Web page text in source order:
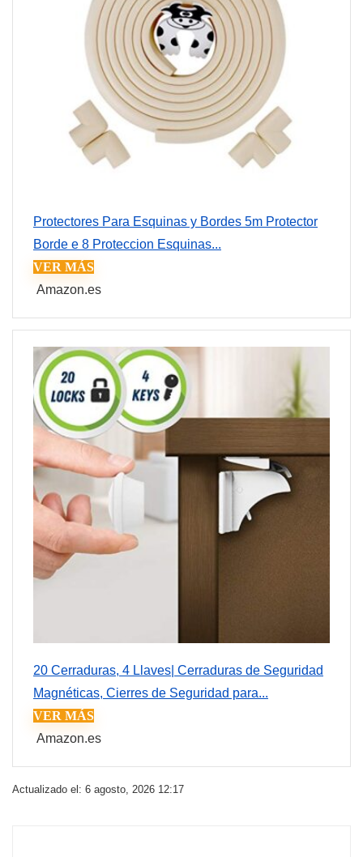
Protectores Para Esquinas y Bordes 5m Protector
Borde e 8 Proteccion Esquinas...
VER MÁS
Amazon.es
20 Cerraduras, 4 Llaves| Cerraduras de Seguridad
Magnéticas, Cierres de Seguridad para...
VER MÁS
Amazon.es
Actualizado el: 6 agosto, 2026 12:17